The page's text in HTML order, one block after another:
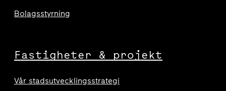
Bolagsstyrning
Fastigheter & projekt
Vår stadsutvecklingsstrategi